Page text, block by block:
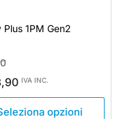
Plus 1PM Gen2
Prezzo
di
IVA INC.
opzioni